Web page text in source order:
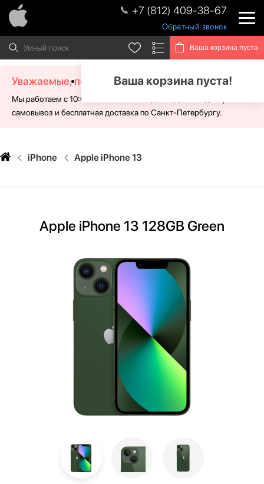
+7 (812) 409-38-67
Обратный звонок
Ваша корзина пуста
Ваша корзина пуста!
Уважаемые, посетители!
Мы работаем с 10:00 - 21:00 без выходных. Для Вас доступен
самовывоз и бесплатная доставка по Санкт-Петербургу.
iPhone Apple iPhone 13
Apple iPhone 13 128GB Green